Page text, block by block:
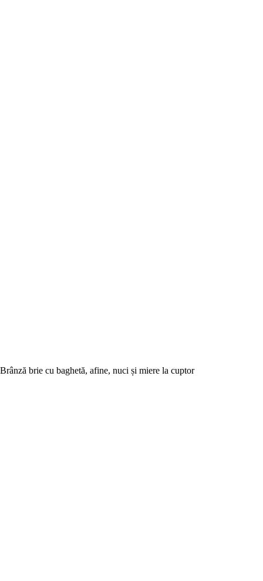
Brânză brie cu baghetă, afine, nuci și miere la cuptor